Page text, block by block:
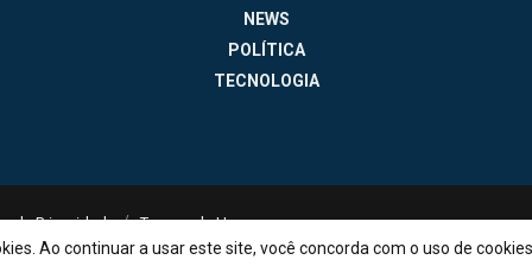
NEWS
POLÍTICA
TECNOLOGIA
de Privacidade Termos de Uso
Ao continuar a usar este site, você concorda com o uso de cookies.